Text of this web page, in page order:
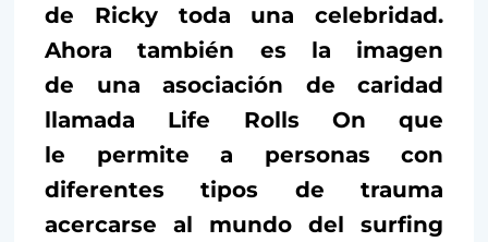
de Ricky toda una celebridad.
Ahora también es la imagen
de una asociación de caridad
llamada Life Rolls On que
le permite a personas con
diferentes tipos de trauma
acercarse al mundo del surfing